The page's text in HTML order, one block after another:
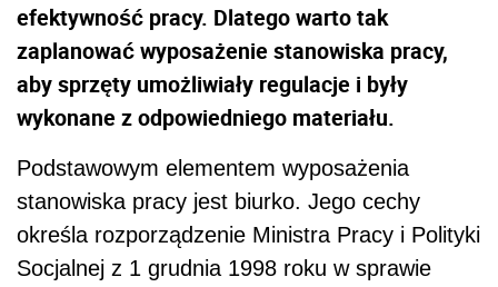
efektywność pracy. Dlatego warto tak
zaplanować wyposażenie stanowiska pracy,
aby sprzęty umożliwiały regulacje i były
wykonane z odpowiedniego materiału.
Podstawowym elementem wyposażenia
stanowiska pracy jest biurko. Jego cechy
określa rozporządzenie Ministra Pracy i Polityki
Socjalnej z 1 grudnia 1998 roku w sprawie